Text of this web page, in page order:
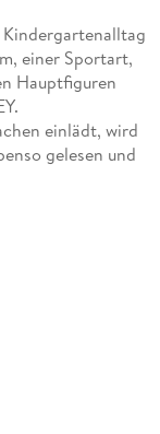
einer Sportart,
Hauptfiguren
einlädt, wird
gelesen und
Büchern
Kids fernab der
Möglichkeit
leicht